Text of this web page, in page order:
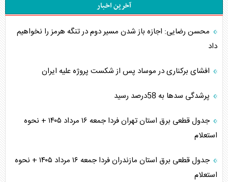
آخرین اخبار
محسن رضایی: اجازه باز شدن مسیر دوم در تنگه هرمز را نخواهیم
داد
افشای برکناری در موساد پس از شکست پروژه علیه ایران
پرشدگی سدها به 58درصد رسید
جدول قطعی برق استان تهران فردا جمعه ۱۶ مرداد ۱۴۰۵ + نحوه
استعلام
جدول قطعی برق استان مازندران فردا جمعه ۱۶ مرداد ۱۴۰۵ + نحوه
استعلام